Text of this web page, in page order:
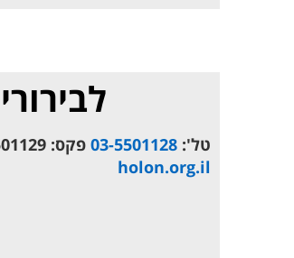
טל': 03-5501128 פקס: 03-5501129​ דוא"ל:
holon.org.il